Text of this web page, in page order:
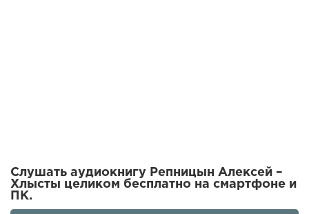
Слушать аудиокнигу Репницын Алексей –
Хлысты целиком бесплатно на смартфоне и
ПК.